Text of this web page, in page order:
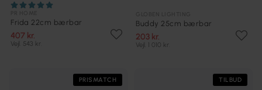
Frida 22cm bærbar
407 kr.
Vejl. 543 kr.
Buddy 25cm bærbar
203 kr.
Vejl. 1 010 kr.
PRISMATCH TILBUD